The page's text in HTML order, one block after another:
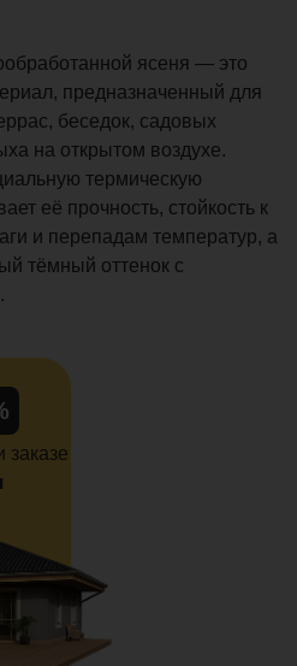
ясеня — это
предназначенный для
беседок, садовых
на открытом воздухе.
термическую
её прочность, стойкость к
и перепадам температур, а
тёмный оттенок с